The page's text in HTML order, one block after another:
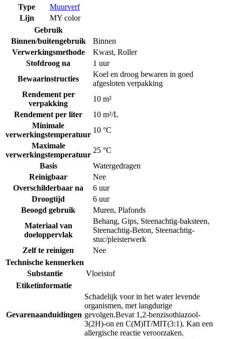
Type
Muurverf
Lijn
MY color
Gebruik
Binnen/buitengebruik
Binnen
Verwerkingsmethode
Kwast, Roller
Stofdroog na
1 uur
Bewaarinstructies
Koel en droog bewaren in goed
afgesloten verpakking
Rendement per
verpakking
10 m²
Rendement per liter
10 m²/L
Minimale
verwerkingstemperatuur
10 °C
Maximale
verwerkingstemperatuur
25 °C
Basis
Watergedragen
Reinigbaar
Nee
Overschilderbaar na
6 uur
Droogtijd
6 uur
Beoogd gebruik
Muren, Plafonds
Materiaal van
doeloppervlak
Behang, Gips, Steenachtig-baksteen,
Steenachtig-Beton, Steenachtig-
stuc/pleisterwerk
Zelf te reinigen
Nee
Technische kenmerken
Substantie
Vloeistof
Etiketinformatie
Gevarenaanduidingen
Schadelijk voor in het water levende
organismen, met langdurige
gevolgen.Bevat 1,2-benzisothiazool-
3(2H)-on en C(M)IT/MIT(3:1). Kan een
allergische reactie veroorzaken.